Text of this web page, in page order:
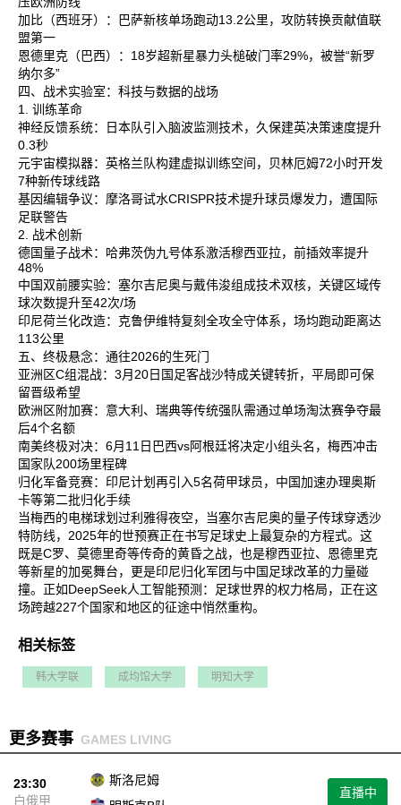
加比‌（西班牙）：巴萨新核单场跑动13.2公里，攻防转换贡献值联
盟第一‌
恩德里克‌（巴西）：18岁超新星暴力头槌破门率29%，被誉“新罗
纳尔多”‌
四、战术实验室：科技与数据的战场
1. 训练革命
神经反馈系统‌：日本队引入脑波监测技术，久保建英决策速度提升
0.3秒‌
元宇宙模拟器‌：英格兰队构建虚拟训练空间，贝林厄姆72小时开发
7种新传球线路‌
基因编辑争议‌：摩洛哥试水CRISPR技术提升球员爆发力，遭国际
足联警告‌
2. 战术创新
德国量子战术‌：哈弗茨伪九号体系激活穆西亚拉，前插效率提升
48%‌
中国双前腰实验‌：塞尔吉尼奥与戴伟浚组成技术双核，关键区域传
球次数提升至42次/场‌
印尼荷兰化改造‌：克鲁伊维特复刻全攻全守体系，场均跑动距离达
113公里‌
五、终极悬念：通往2026的生死门
亚洲区C组混战‌：3月20日国足客战沙特成关键转折，平局即可保
留晋级希望‌
欧洲区附加赛‌：意大利、瑞典等传统强队需通过单场淘汰赛争夺最
后4个名额‌
南美终极对决‌：6月11日巴西vs阿根廷将决定小组头名，梅西冲击
国家队200场里程碑‌
归化军备竞赛‌：印尼计划再引入5名荷甲球员，中国加速办理奥斯
卡等第二批归化手续‌
当梅西的电梯球划过利雅得夜空，当塞尔吉尼奥的量子传球穿透沙
特防线，2025年的世预赛正在书写足球史上最复杂的方程式。这
既是C罗、莫德里奇等传奇的黄昏之战，也是穆西亚拉、恩德里克
等新星的加冕舞台，更是印尼归化军团与中国足球改革的力量碰
撞。正如DeepSeek人工智能预测：足球世界的权力格局，正在这
场跨越227个国家和地区的征途中悄然重构‌。
相关标签
韩大学联 成均馆大学 明知大学
更多赛事 GAMES LIVING
23:30
白俄甲
斯洛尼姆
直播中